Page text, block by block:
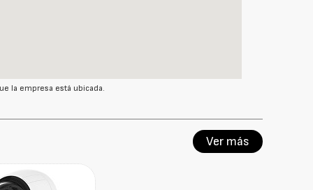
la empresa está ubicada.
Ver más